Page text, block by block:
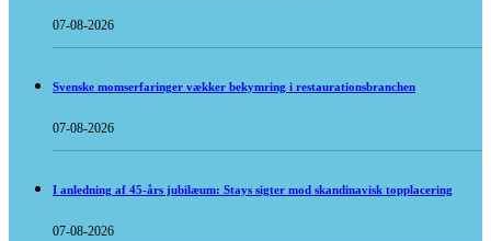
07-08-2026
Svenske momserfaringer vækker bekymring i restaurationsbranchen
07-08-2026
I anledning af 45-års jubilæum: Stays sigter mod skandinavisk topplacering
07-08-2026